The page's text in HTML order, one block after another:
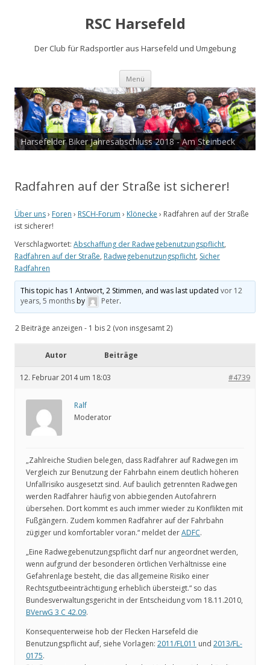
RSC Harsefeld
Der Club für Radsportler aus Harsefeld und Umgebung
Menü Zum
springen
Harsefelder Biker Jahresabschluss 2018 - Am Steinbeck
Radfahren auf der Straße ist sicherer!
Über uns› Foren › RSCH-Forum › Klönecke › Radfahren auf der Straße
ist sicherer!
Verschlagwortet: Abschaffung der Radwegebenutzungspflicht,
Radfahren auf der Straße, Radwegebenutzungspflicht, Sicher
Radfahren
This topic has 1 Antwort, 2 Stimmen, and was last updatedvor 12
years, 5 monthsby Peter.
2 Beiträge anzeigen - 1 bis 2 (von insgesamt 2)
Autor Beiträge
12. Februar 2014 um 18:03 #4739
Ralf
Moderator
„Zahlreiche Studien belegen, dass Radfahrer auf Radwegen im
Vergleich zur Benutzung der Fahrbahn einem deutlich höheren
Unfallrisiko ausgesetzt sind. Auf baulich getrennten Radwegen
werden Radfahrer häufig von abbiegenden Autofahrern
übersehen. Dort kommt es auch immer wieder zu Konflikten mit
Fußgängern. Zudem kommen Radfahrer auf der Fahrbahn
zügiger und komfortabler voran.“ meldet derADFC.
„Eine Radwegebenutzungspflicht darf nur angeordnet werden,
wenn aufgrund der besonderen örtlichen Verhältnisse eine
Gefahrenlage besteht, die das allgemeine Risiko einer
Rechtsgutbeeinträchtigung erheblich übersteigt.“ so das
Bundesverwaltungsgericht in der Entscheidung vom 18.11.2010,
BVerwG 3 C 42.09.
Konsequenterweise hob der Flecken Harsefeld die
Benutzungspflicht auf, siehe Vorlagen: 2011/FL011 und 2013/FL-
0175.